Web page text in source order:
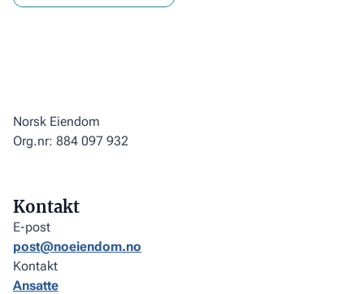
Norsk Eiendom
Org.nr: 884 097 932
Kontakt
E-post
post@noeiendom.no
Kontakt
Ansatte